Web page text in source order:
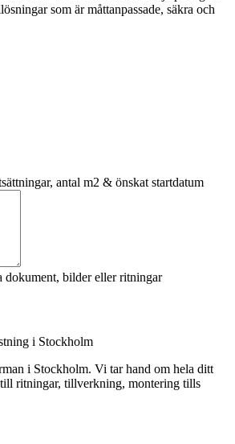
som är måttanpassade, säkra och
antal m2 & önskat startdatum
dokument, bilder eller ritningar
i Stockholm
i Stockholm. Vi tar hand om hela ditt
ritningar, tillverkning, montering tills